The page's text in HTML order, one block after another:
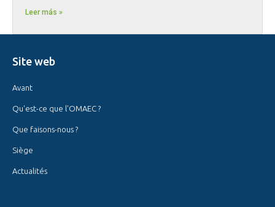
Leer más »
Site web
Avant
Qu'est-ce que l'OMAEC ?
Que faisons-nous ?
Siège
Actualités